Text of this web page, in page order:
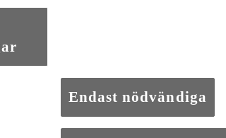
Endast nödvändiga